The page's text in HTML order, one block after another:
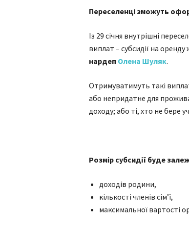
Переселенці зможуть
Із 29 січня внутрішні
виплат – субсидії на
нардеп Олена Шуляк.
Отримуватимуть такі
або непридатне для
доходу; або ті, хто не бере
Розмір субсидії буде
доходів родини,
кількості членів сім’ї,
максимальної вартості